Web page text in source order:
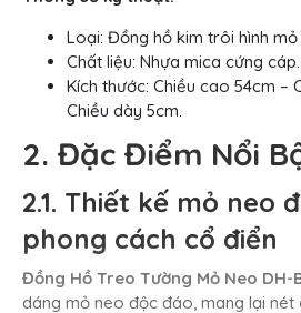
Loại: Đồng hồ kim trôi hình mỏ
Chất liệu: Nhựa mica cứng cáp.
Kích thước: Chiều cao 54cm –
Chiều dày 5cm.
2. Đặc Điểm Nổi
2.1. Thiết kế mỏ neo
phong cách cổ điển
Đồng Hồ Treo Tường Mỏ Neo DH-
dáng mỏ neo độc đáo, mang lại nét